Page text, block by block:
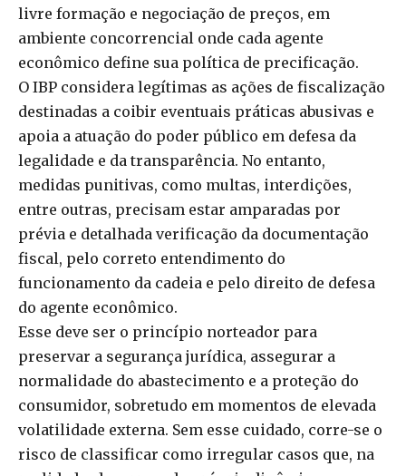
livre formação e negociação de preços, em
ambiente concorrencial onde cada agente
econômico define sua política de precificação.
O IBP considera legítimas as ações de fiscalização
destinadas a coibir eventuais práticas abusivas e
apoia a atuação do poder público em defesa da
legalidade e da transparência. No entanto,
medidas punitivas, como multas, interdições,
entre outras, precisam estar amparadas por
prévia e detalhada verificação da documentação
fiscal, pelo correto entendimento do
funcionamento da cadeia e pelo direito de defesa
do agente econômico.
Esse deve ser o princípio norteador para
preservar a segurança jurídica, assegurar a
normalidade do abastecimento e a proteção do
consumidor, sobretudo em momentos de elevada
volatilidade externa. Sem esse cuidado, corre-se o
risco de classificar como irregular casos que, na